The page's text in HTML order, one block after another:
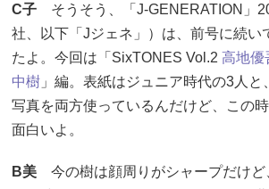
C子 そうそう、「J-GENERATION」
社、以下「Jジェネ」）は、前号に続い
たよ。今回は「SixTONES Vol.2 高地優
中樹 」編。表紙はジュニア時代の3人と
写真を両方使っているんだけど、この
面白いよ。
B美 今の樹は顔周りがシャープだけど